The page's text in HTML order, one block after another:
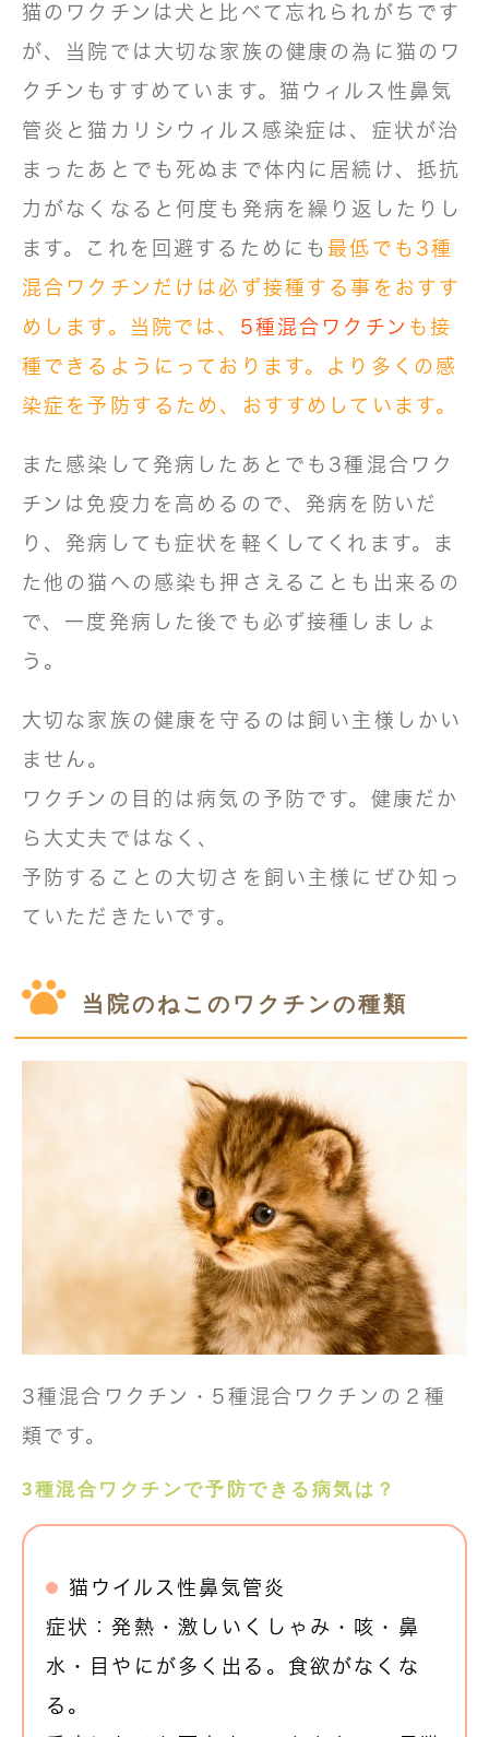
猫のワクチンは犬と比べて忘れられがちです
が、当院では大切な家族の健康の為に猫のワ
クチンもすすめています。猫ウィルス性鼻気
管炎と猫カリシウィルス感染症は、症状が治
まったあとでも死ぬまで体内に居続け、抵抗
力がなくなると何度も発病を繰り返したりし
ます。これを回避するためにも最低でも3種
混合ワクチンだけは必ず接種する事をおすす
めします。当院では、 5種混合ワクチン も接
種できるようにっております。より多くの感
染症を予防するため、おすすめしています。
また感染して発病したあとでも3種混合ワク
チンは免疫力を高めるので、発病を防いだ
り、発病しても症状を軽くしてくれます。ま
た他の猫への感染も押さえることも出来るの
で、一度発病した後でも必ず接種しましょ
う。
大切な家族の健康を守るのは飼い主様しかい
ません。
ワクチンの目的は病気の予防です。健康だか
ら大丈夫ではなく、
予防することの大切さを飼い主様にぜひ知っ
ていただきたいです。
当院のねこのワクチンの種類
3種混合ワクチン・5種混合ワクチンの２種
類です。
3種混合ワクチンで予防できる病気は？
猫ウイルス性鼻気管炎
症状：発熱・激しいくしゃみ・咳・鼻
水・目やにが多く出る。食欲がなくな
る。